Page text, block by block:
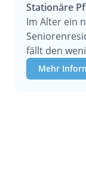
Stationäre
Im Alter ein
fällt den
Ihre
Mittelpunkt
Mehr